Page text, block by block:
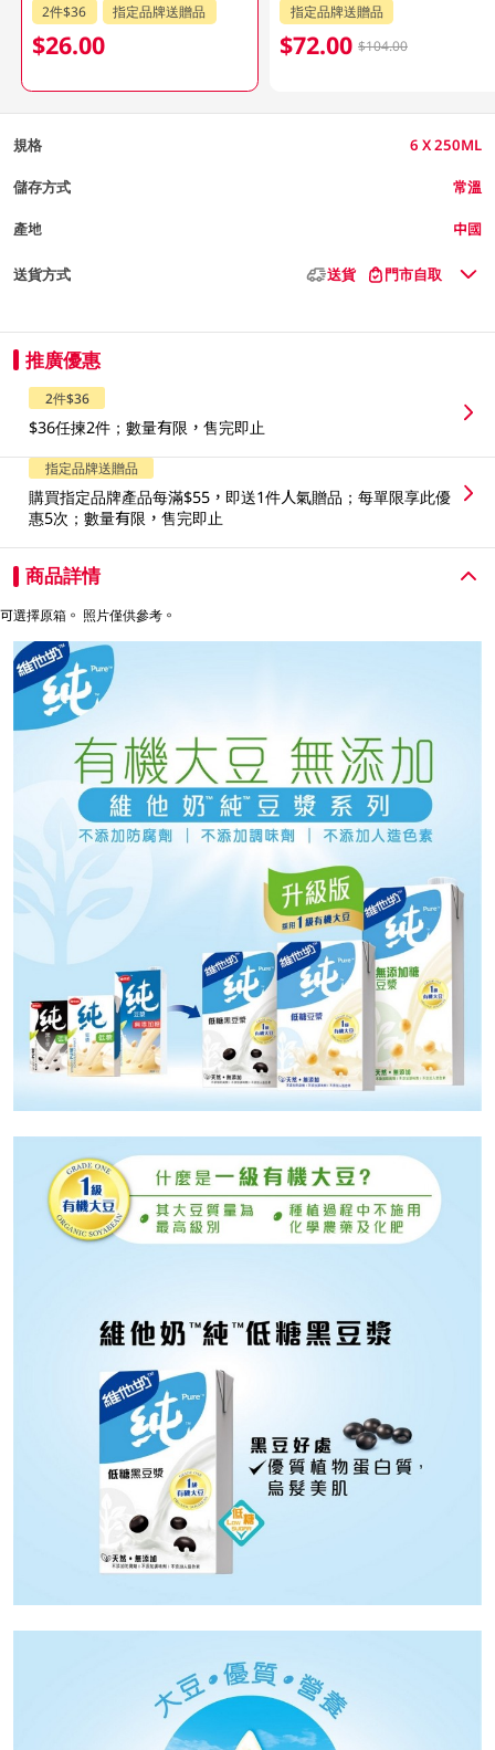
2件$36 指定品牌送贈品
$26.00
指定品牌送贈品
$72.00 $104.00
規格 6 X 250ML
儲存方式 常溫
產地 中國
送貨方式 送貨 門市自取
推廣優惠
2件$36
$36任揀2件；數量有限，售完即止
指定品牌送贈品
購買指定品牌產品每滿$55，即送1件人氣贈品；每單限享此優
惠5次；數量有限，售完即止
商品詳情
可選擇原箱。 照片僅供參考。